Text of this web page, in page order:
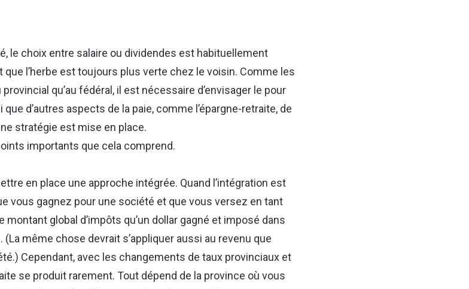
le choix entre salaire ou dividendes est habituellement
que l’herbe est toujours plus verte chez le voisin. Comme les
qu’au fédéral, il est nécessaire d’envisager le pour
d’autres aspects de la paie, comme l’épargne-retraite, de
stratégie est mise en place.
importants que cela comprend.
en place une approche intégrée. Quand l’intégration est
vous gagnez pour une société et que vous versez en tant
global d’impôts qu’un dollar gagné et imposé dans
même chose devrait s’appliquer aussi au revenu que
Cependant, avec les changements de taux provinciaux et
se produit rarement. Tout dépend de la province où vous